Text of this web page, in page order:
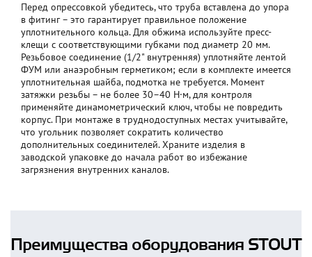
Перед опрессовкой убедитесь, что труба вставлена до упора
в фитинг – это гарантирует правильное положение
уплотнительного кольца. Для обжима используйте пресс-
клещи с соответствующими губками под диаметр 20 мм.
Резьбовое соединение (1/2" внутренняя) уплотняйте лентой
ФУМ или анаэробным герметиком; если в комплекте имеется
уплотнительная шайба, подмотка не требуется. Момент
затяжки резьбы – не более 30–40 Н·м, для контроля
применяйте динамометрический ключ, чтобы не повредить
корпус. При монтаже в труднодоступных местах учитывайте,
что угольник позволяет сократить количество
дополнительных соединителей. Храните изделия в
заводской упаковке до начала работ во избежание
загрязнения внутренних каналов.
Преимущества оборудования STOUT